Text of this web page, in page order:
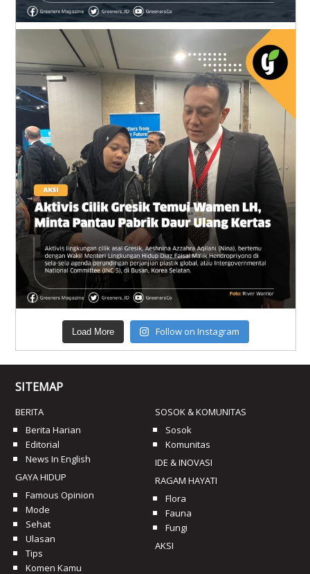
Load More Follow on Instagram
SITEMAP
BERITA
Berita Harian
Editorial
News In English
GAYA HIDUP
Famous Opinion
Mode
Sehat
Ulasan
Tips
Komen Kamu
SOSOK & KOMUNITAS
Sosok
Komunitas
IDE & INOVASI
RAGAM HAYATI
Flora
Fauna
Fungi
AKSI